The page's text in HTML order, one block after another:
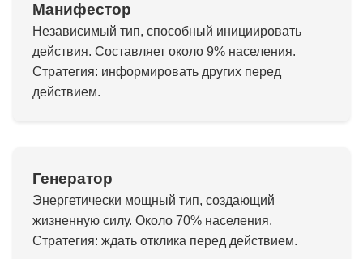
Манифестор
Независимый тип, способный инициировать
действия. Составляет около 9% населения.
Стратегия: информировать других перед
действием.
Генератор
Энергетически мощный тип, создающий
жизненную силу. Около 70% населения.
Стратегия: ждать отклика перед действием.